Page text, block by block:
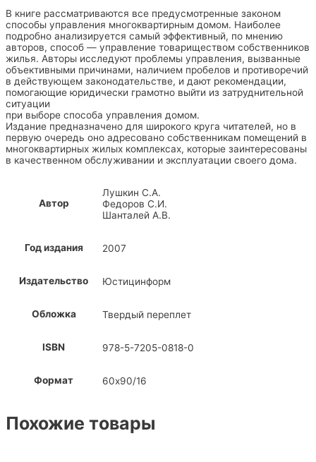
В книге рассматриваются все предусмотренные законом
способы управления многоквартирным домом. Наиболее
подробно анализируется самый эффективный, по мнению
авторов, способ — управление товариществом собственников
жилья. Авторы исследуют проблемы управления, вызванные
объективными причинами, наличием пробелов и противоречий
в действующем законодательстве, и дают рекомендации,
помогающие юридически грамотно выйти из затруднительной
ситуации
при выборе способа управления домом.
Издание предназначено для широкого круга читателей, но в
первую очередь оно адресовано собственникам помещений в
многоквартирных жилых комплексах, которые заинтересованы
в качественном обслуживании и эксплуатации своего дома.
Автор
Лушкин С.А.
Федоров С.И.
Шанталей А.В.
Год издания 2007
Издательство Юстицинформ
Обложка Твердый переплет
ISBN 978-5-7205-0818-0
Формат 60х90/16
Похожие товары